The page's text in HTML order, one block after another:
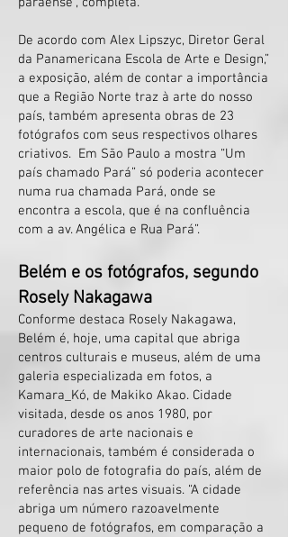
De acordo com Alex Lipszyc, Diretor Geral
da Panamericana Escola de Arte e Design,”
a exposição, além de contar a importância
que a Região Norte traz à arte do nosso
país, também apresenta obras de 23
fotógrafos com seus respectivos olhares
criativos. Em São Paulo a mostra “Um
país chamado Pará” só poderia acontecer
numa rua chamada Pará, onde se
encontra a escola, que é na confluência
com a av. Angélica e Rua Pará”.
Belém e os fotógrafos, segundo
Rosely Nakagawa
Conforme destaca Rosely Nakagawa,
Belém é, hoje, uma capital que abriga
centros culturais e museus, além de uma
galeria especializada em fotos, a
Kamara_Kó, de Makiko Akao. Cidade
visitada, desde os anos 1980, por
curadores de arte nacionais e
internacionais, também é considerada o
maior polo de fotografia do país, além de
referência nas artes visuais. “A cidade
abriga um número razoavelmente
pequeno de fotógrafos, em comparação a